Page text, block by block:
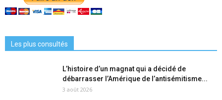
Les plus consultés
L’histoire d’un magnat qui a décidé de
débarrasser l’Amérique de l’antisémitisme...
3 août 2026